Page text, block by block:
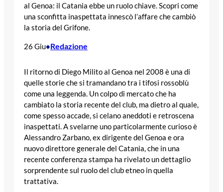
al Genoa: il Catania ebbe un ruolo chiave. Scopri come
una sconfitta inaspettata innescò l’affare che cambiò
la storia del Grifone.
26 Giu•Redazione
Il ritorno di Diego Milito al Genoa nel 2008 è una di
quelle storie che si tramandano tra i tifosi rossoblù
come una leggenda. Un colpo di mercato che ha
cambiato la storia recente del club, ma dietro al quale,
come spesso accade, si celano aneddoti e retroscena
inaspettati. A svelarne uno particolarmente curioso è
Alessandro Zarbano, ex dirigente del Genoa e ora
nuovo direttore generale del Catania, che in una
recente conferenza stampa ha rivelato un dettaglio
sorprendente sul ruolo del club etneo in quella
trattativa.